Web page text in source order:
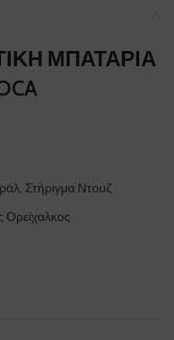
ΜΠΑΤΑΡΙΑ
Στήριγμα Ντουζ
Ορείχαλκος